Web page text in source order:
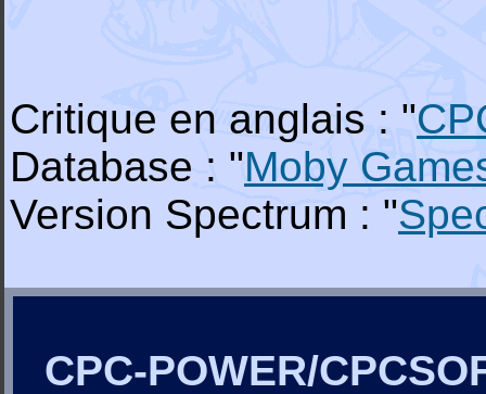
Critique en anglais : "
Database : "Moby
Version Spectrum : "
CPC-POWER/